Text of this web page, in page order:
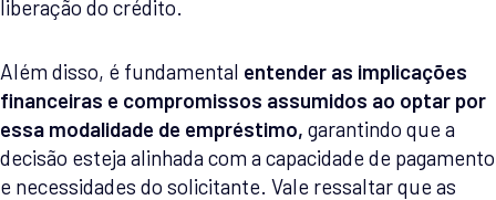
liberação do crédito.
Além disso, é fundamental entender as implicações
financeiras e compromissos assumidos ao optar por
essa modalidade de empréstimo, garantindo que a
decisão esteja alinhada com a capacidade de pagamento
e necessidades do solicitante. Vale ressaltar que as